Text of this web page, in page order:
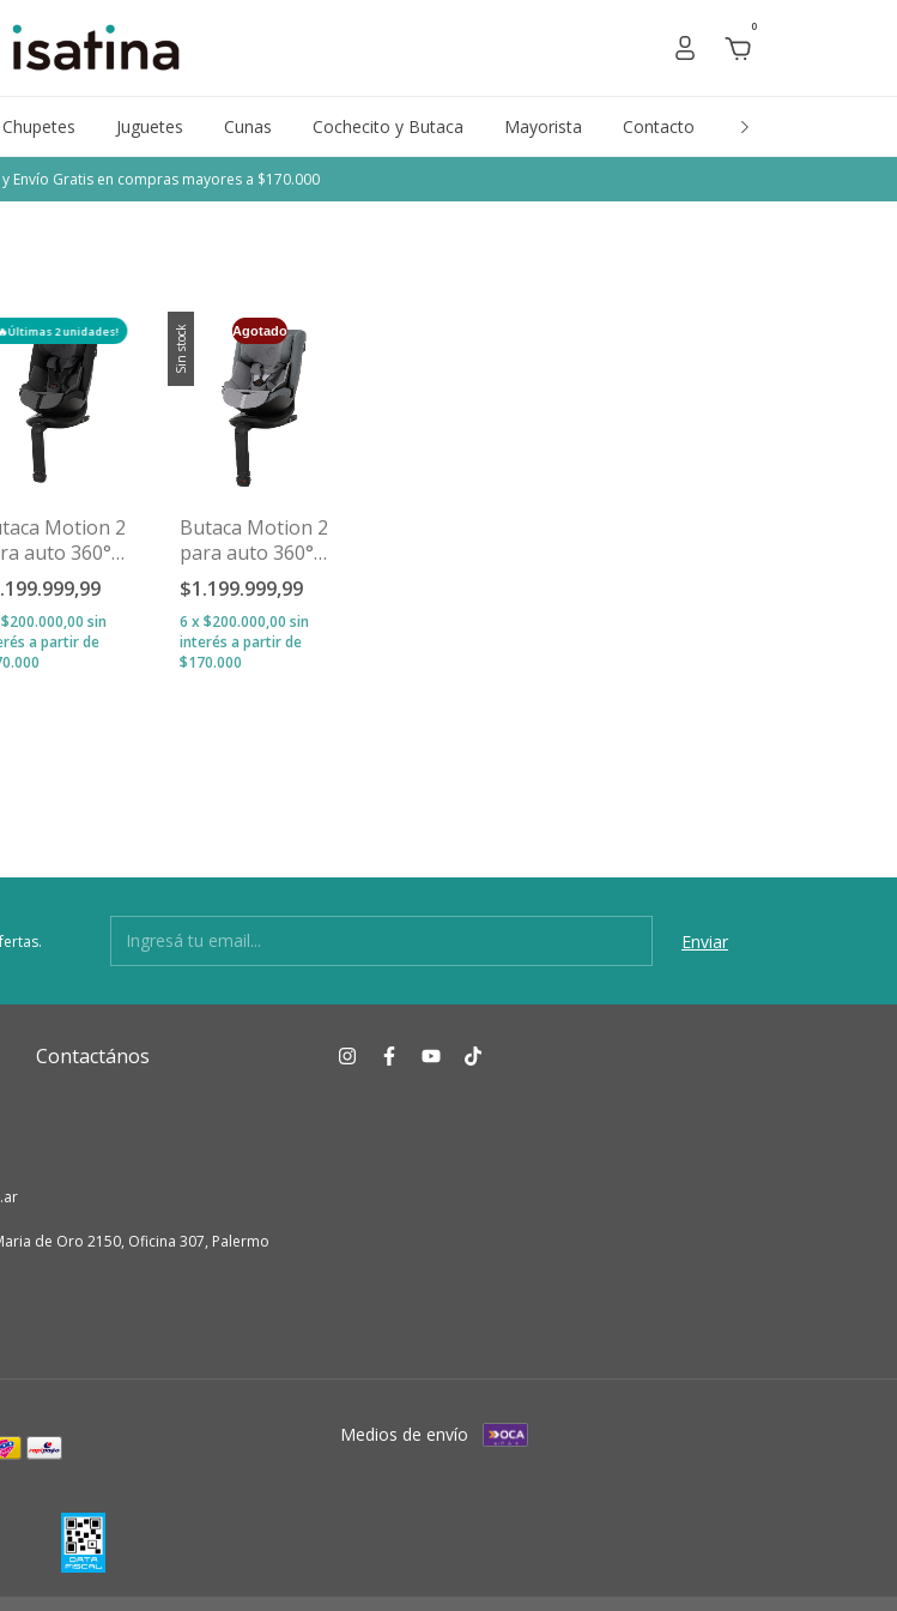
0
Chupetes Juguetes Cunas Cochecito y Butaca Mayorista Contacto Marcas
Envío Gratis en compras mayores a $170.000
2 unidades!
Motion 2
auto 360°
Cross -
$200.000,00 sin
Sin stock Agotado
Butaca Motion 2
para auto 360°
Silver Cross -
Glacier
$1.199.999,99
6 x$200.000,00 sin
interés
Contactános
de Oro 2150, Oficina 307, Palermo
Medios de envío